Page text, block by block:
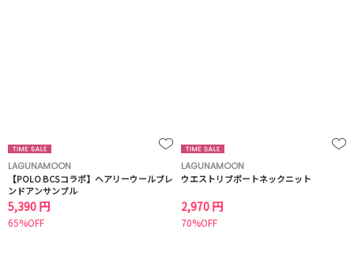
LAGUNAMOON
【POLO BCSコラボ】ヘアリーウールブレ
ンドアンサンブル
5,390 円
65%OFF
LAGUNAMOON
ウエストリブボートネックニット
2,970 円
70%OFF